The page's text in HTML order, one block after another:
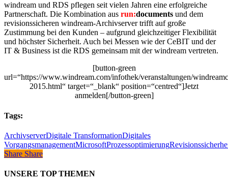
windream und RDS pflegen seit vielen Jahren eine erfolgreiche
Partnerschaft. Die Kombination aus run:documents und dem
revisionssicheren windream-Archivserver trifft auf große
Zustimmung bei den Kunden – aufgrund gleichzeitiger Flexibilität
und höchster Sicherheit. Auch bei Messen wie der CeBIT und der
IT & Business ist die RDS gemeinsam mit der windream vertreten.
[button-green
url=“https://www.windream.com/infothek/veranstaltungen/
2015.html“ target=“_blank“ position=“centred“]Jetzt
anmelden[/button-green]
Tags:
ArchivserverDigitale TransformationDigitales
VorgangsmanagementMicrosoftProzessoptimierung
Share
Share Share
UNSERE TOP THEMEN